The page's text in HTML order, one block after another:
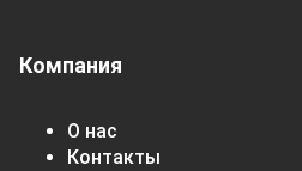
Компания
О нас
Контакты